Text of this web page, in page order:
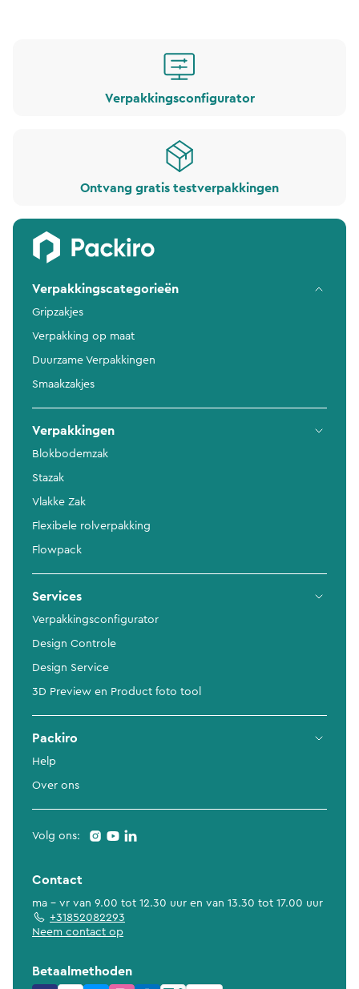
Verpakkingsconfigurator
Ontvang gratis testverpakkingen
Verpakkingscategorieën
Gripzakjes
Verpakking op maat
Duurzame Verpakkingen
Smaakzakjes
Verpakkingen
Blokbodemzak
Stazak
Vlakke Zak
Flexibele rolverpakking
Flowpack
Services
Verpakkingsconfigurator
Design Controle
Design Service
3D Preview en Product foto tool
Packiro
Help
Over ons
Volg ons:
Contact
ma - vr van 9.00 tot 12.30 uur en van 13.30 tot 17.00 uur
+31852082293
Neem contact op
Betaalmethoden